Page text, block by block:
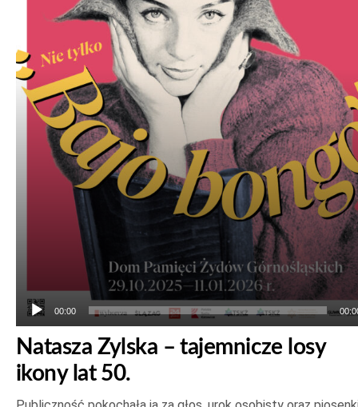
00:00
Natasza Zylska – tajemnicze losy
ikony lat 50.